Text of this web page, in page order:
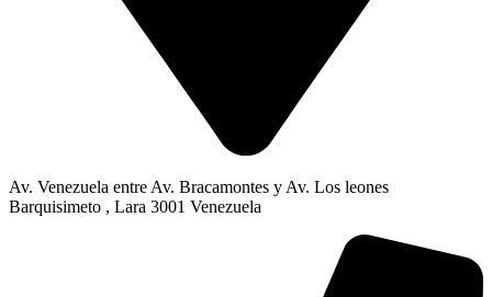
Av. Venezuela entre Av. Bracamontes y Av. Los leones
Barquisimeto , Lara 3001 Venezuela